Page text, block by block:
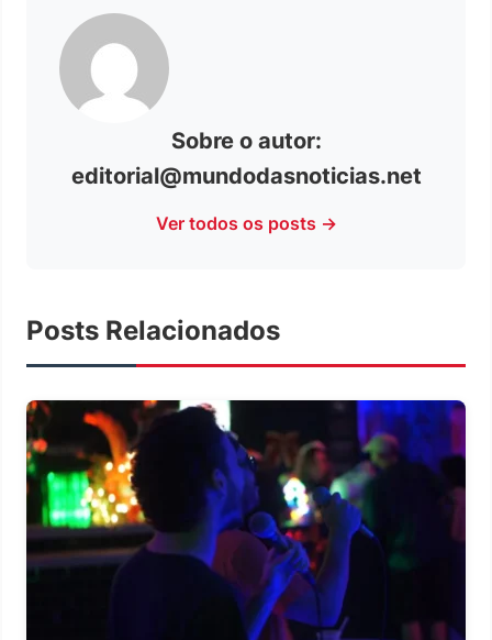
Sobre o autor:
editorial@mundodasnoticias.net
Ver todos os posts →
Posts Relacionados